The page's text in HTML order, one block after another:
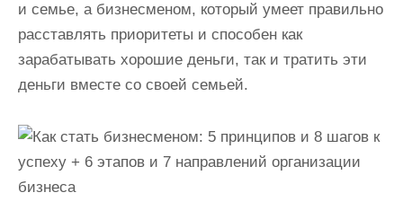
и семье, а бизнесменом, который умеет правильно
расставлять приоритеты и способен как
зарабатывать хорошие деньги, так и тратить эти
деньги вместе со своей семьей.